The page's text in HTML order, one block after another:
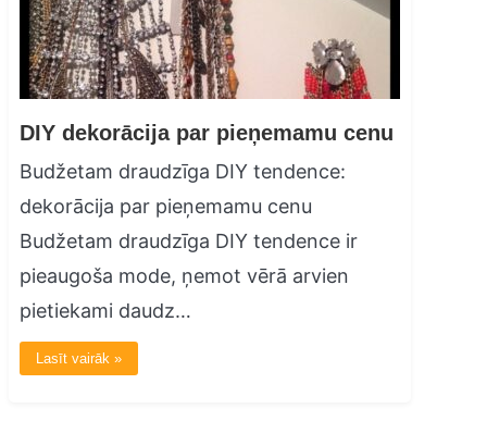
DIY dekorācija par pieņemamu cenu
Budžetam draudzīga DIY tendence:
dekorācija par pieņemamu cenu
Budžetam draudzīga DIY tendence ir
pieaugoša mode, ņemot vērā arvien
pietiekami daudz…
Lasīt vairāk »